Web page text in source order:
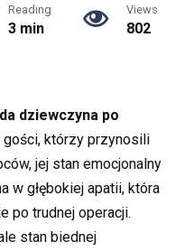
Reading
3 min
Views
802
dziewczyna po
gości, którzy przynosili
jej stan emocjonalny
w głębokiej apatii, która
po trudnej operacji.
stan biednej